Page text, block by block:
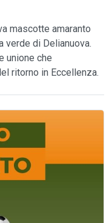
mascotte amaranto
verde di Delianuova.
unione che
ritorno in Eccellenza.